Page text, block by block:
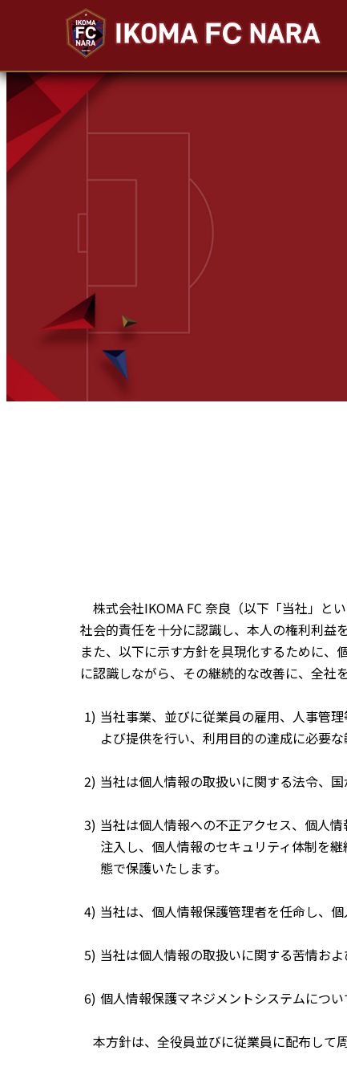
株式会社IKOMA FC 奈良（以下「当社」と
社会的責任を十分に認識し、本人の権利利益
また、以下に示す方針を具現化するために
に認識しながら、その継続的な改善に、全社
当社事業、並びに従業員の雇用、人事管
よび提供を行い、利用目的の達成に必要
当社は個人情報の取扱いに関する法令、
当社は個人情報への不正アクセス、個人
注入し、個人情報のセキュリティ体制を
態で保護いたします。
当社は、個人情報保護管理者を任命し、
当社は個人情報の取扱いに関する苦情お
個人情報保護マネジメントシステムにつ
本方針は、全役員並びに従業員に配布して